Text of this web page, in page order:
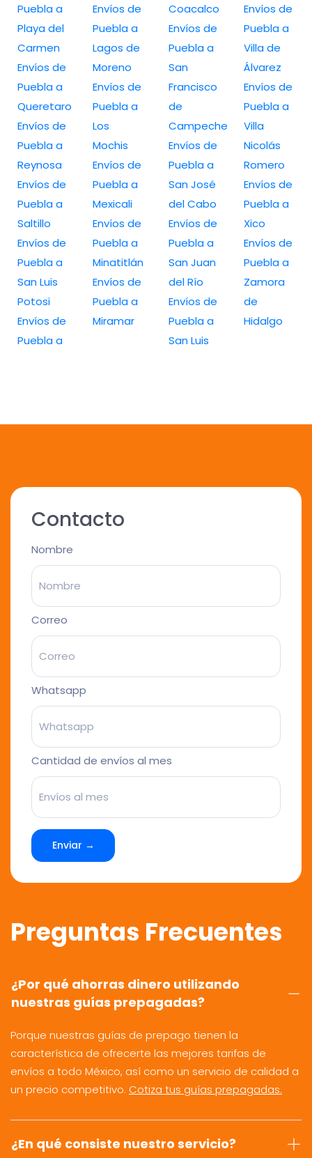
Puebla a
Playa del
Carmen
Envíos de
Puebla a
Queretaro
Envíos de
Puebla a
Reynosa
Envíos de
Puebla a
Saltillo
Envíos de
Puebla a
San Luis
Potosi
Envíos de
Puebla a
Envíos de
Puebla a
Lagos de
Moreno
Envíos de
Puebla a
Los
Mochis
Envíos de
Puebla a
Mexicali
Envíos de
Puebla a
Minatitlán
Envíos de
Puebla a
Miramar
Coacalco
Envíos de
Puebla a
San
Francisco
de
Campeche
Envíos de
Puebla a
San José
del Cabo
Envíos de
Puebla a
San Juan
del Río
Envíos de
Puebla a
San Luis
Envíos de
Puebla a
Villa de
Álvarez
Envíos de
Puebla a
Villa
Nicolás
Romero
Envíos de
Puebla a
Xico
Envíos de
Puebla a
Zamora
de
Hidalgo
Contacto
Nombre
Correo
Whatsapp
Cantidad de envíos al mes
Enviar →
Preguntas Frecuentes
¿Por qué ahorras dinero utilizando
nuestras guías prepagadas?
Porque nuestras guías de prepago tienen la
característica de ofrecerte las mejores tarifas de
envíos a todo México, así como un servicio de calidad a
un precio competitivo. Cotiza tus guías prepagadas.
¿En qué consiste nuestro servicio?